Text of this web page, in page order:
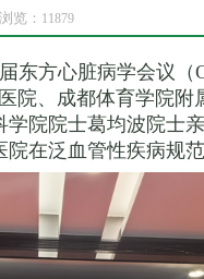
浏览： 11879
东方心脏病学会议
院、成都体育学院
院院士葛均波院士
在泛血管性疾病规